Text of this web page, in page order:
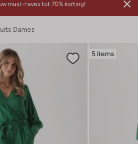
must-haves tot 70% korting!
Dames
5 items